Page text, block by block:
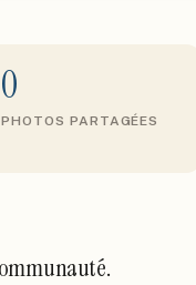
0
PHOTOS PARTAGÉES